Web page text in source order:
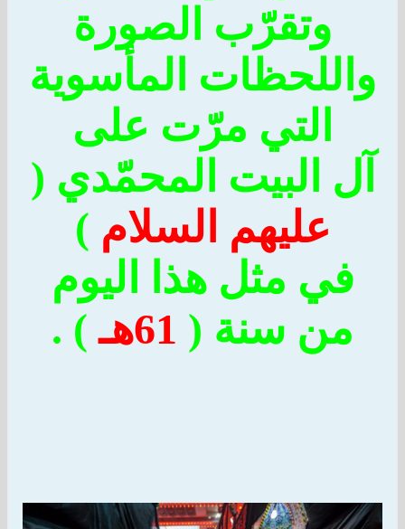
وتقرّب الصورة
المأسوية
التي مرّت على
البيت المحمّدي (
عليهم السلام)
في مثل هذا اليوم
من سنة (61هـ ) .